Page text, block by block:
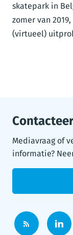
skatepark in
zomer van
(virtueel)
Mediavraag of
informatie?